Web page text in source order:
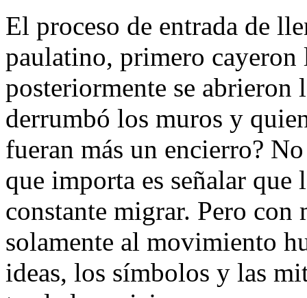
El proceso de entrada de
paulatino, primero cayeron
posteriormente se abrieron
derrumbó los muros y
fueran más un encierro?
que importa es señalar
constante migrar. Pero
solamente al movimiento
ideas, los símbolos y las